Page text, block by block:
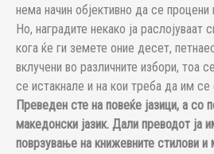
нема начин објективно да се процени
Но, наградите некако ја раслојуваат
кога ќе ги земете оние десет,
вклучени во различните избори, тоа
се истакнале и на кои треба да им се
Преведен сте на повеќе јазици, а со
македонски јазик. Дали преводот ја
поврзување на книжевните стилови и